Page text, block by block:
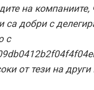
на компаниите,
са добри с
с
от тези на